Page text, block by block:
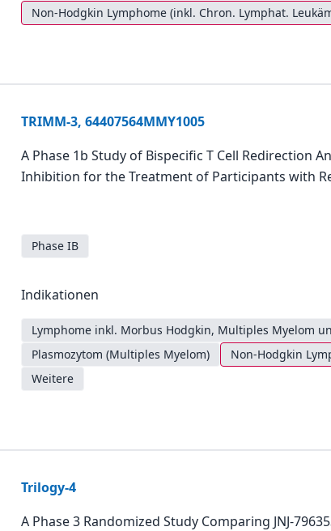
Non-Hodgkin Lymphome (inkl. Chron. Lymphat.
TRIMM-3, 64407564MMY1005
A Phase 1b Study of Bispecific T Cell Redirection
Inhibition for the Treatment of Participants with
Phase IB
Indikationen
Lymphome inkl. Morbus Hodgkin, Multiples Myelom
Plasmozytom (Multiples Myelom)
Non-Hodgkin
Weitere
Trilogy-4
A Phase 3 Randomized Study Comparing JNJ-